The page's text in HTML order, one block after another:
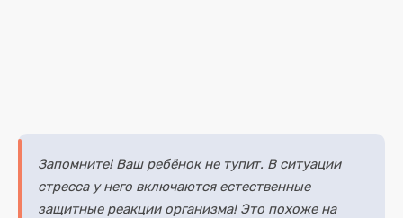
Запомните! Ваш ребёнок не тупит. В ситуации
стресса у него включаются естественные
защитные реакции организма! Это похоже на